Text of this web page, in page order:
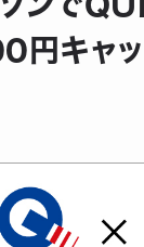
キャッ